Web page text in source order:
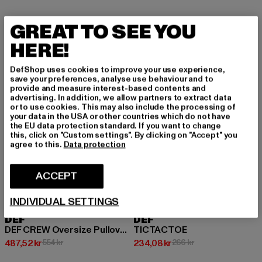
-12%
DEF
DEF CREW Oversize Pullover
487,52 kr
Nuvarande pris: 487,52 kr
554 krKampanjpris: 554 kr
-12%
DEF
TICTACTOE
234,08 kr
Nuvarande pris: 234,08 kr
266 krKampanjpris: 266
GREAT TO SEE YOU
HERE!
DefShop uses cookies to improve your use experience,
save your preferences, analyse use behaviour and to
provide and measure interest-based contents and
advertising. In addition, we allow partners to extract data
or to use cookies. This may also include the processing of
your data in the USA or other countries which do not have
the EU data protection standard. If you want to change
this, click on "Custom settings". By clicking on "Accept" you
agree to this. Data protection
ACCEPT
INDIVIDUAL SETTINGS